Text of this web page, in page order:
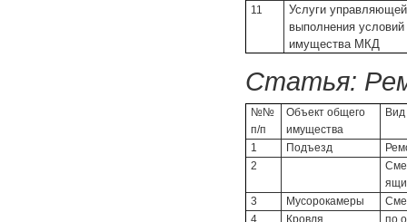
11
Услуги
выполнения
имущества МКД
Статья:
№№
п/п
Объект общего
имущества
Вид
1 Подъезд
2
3
Мусорокамеры
4
Кровля
по